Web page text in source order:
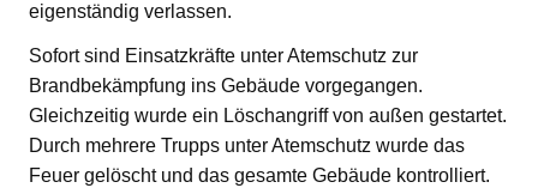
eigenständig verlassen.
Sofort sind Einsatzkräfte unter Atemschutz zur
Brandbekämpfung ins Gebäude vorgegangen.
Gleichzeitig wurde ein Löschangriff von außen gestartet.
Durch mehrere Trupps unter Atemschutz wurde das
Feuer gelöscht und das gesamte Gebäude kontrolliert.